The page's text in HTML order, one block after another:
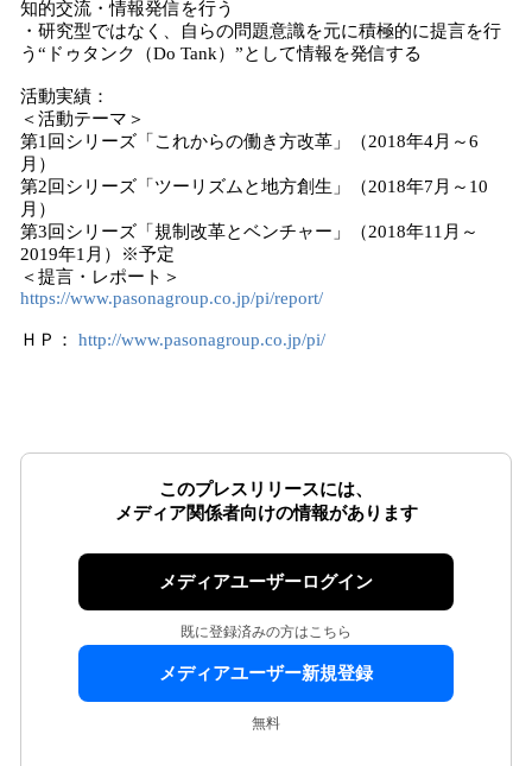
知的交流・情報発信を行う
・研究型ではなく、自らの問題意識を元に積極的に提言を行
う“ドゥタンク（Do Tank）”として情報を発信する
活動実績：
＜活動テーマ＞
第1回シリーズ「これからの働き方改革」（2018年4月～6
月）
第2回シリーズ「ツーリズムと地方創生」（2018年7月～10
月）
第3回シリーズ「規制改革とベンチャー」（2018年11月～
2019年1月）※予定
＜提言・レポート＞
https://www.pasonagroup.co.jp/pi/report/
ＨＰ： http://www.pasonagroup.co.jp/pi/
このプレスリリースには、
メディア関係者向けの情報があります
メディアユーザーログイン
既に登録済みの方はこちら
メディアユーザー新規登録
無料